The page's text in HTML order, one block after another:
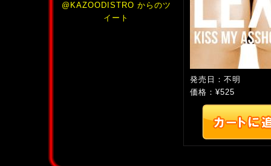
@KAZOODISTRO からのツ
イート
発売日：不明
価格：¥525